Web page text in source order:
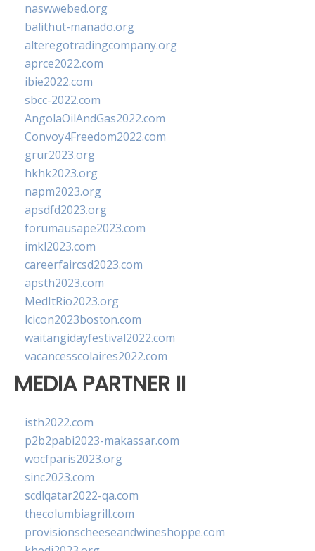
naswwebed.org
balithut-manado.org
alteregotradingcompany.org
aprce2022.com
ibie2022.com
sbcc-2022.com
AngolaOilAndGas2022.com
Convoy4Freedom2022.com
grur2023.org
hkhk2023.org
napm2023.org
apsdfd2023.org
forumausape2023.com
imkl2023.com
careerfaircsd2023.com
apsth2023.com
MedItRio2023.org
lcicon2023boston.com
waitangidayfestival2022.com
vacancesscolaires2022.com
MEDIA PARTNER II
isth2022.com
p2b2pabi2023-makassar.com
wocfparis2023.org
sinc2023.com
scdlqatar2022-qa.com
thecolumbiagrill.com
provisionscheeseandwineshoppe.com